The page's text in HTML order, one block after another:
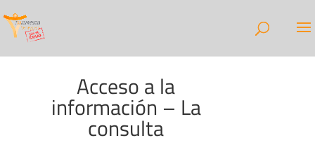
Acceso a la
información – La
consulta